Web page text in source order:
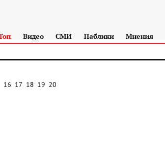
Видео СМИ Паблики Мнения
16 17 18 19 20